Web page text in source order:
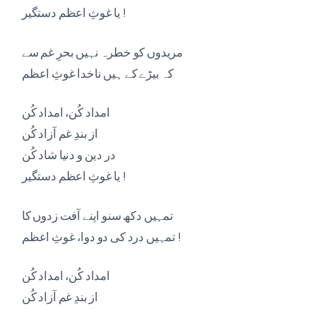
یا غوثِ اعظم دستگیر !
مریدوں کو خطرہ نہیں بحرِ غم سے
کہ بیڑے کے ہیں ناخدا غوثِ اعظم
امداد کُن، امداد کُن
از بندِ غم آزاد کُن
در دین و دنیا شاد کُن
یا غوثِ اعظم دستگیر !
تمہیں دکھ سنو اپنے آفت زدوں کا
تمہیں درد کی دو دوا، غوثِ اعظم !
امداد کُن، امداد کُن
از بندِ غم آزاد کُن